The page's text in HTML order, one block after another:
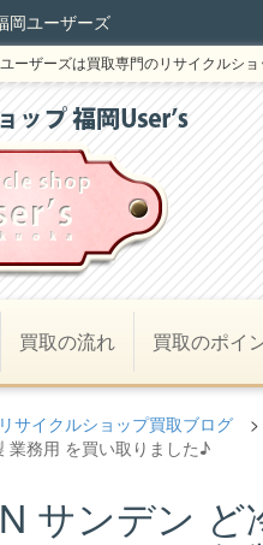
岡ユーザーズ
ーザーズは買取専門のリサイクルシ
買取の流れ 買取のポイ
リサイクルショップ買取ブログ >
業務用 を買い取りました♪
サンデン